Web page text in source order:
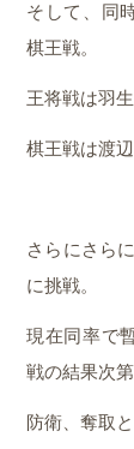
そして、同
棋王戦。
王将戦は羽
棋王戦は渡
さらにさら
に挑戦。
現在同率で
戦の結果次第
防衛、奪取